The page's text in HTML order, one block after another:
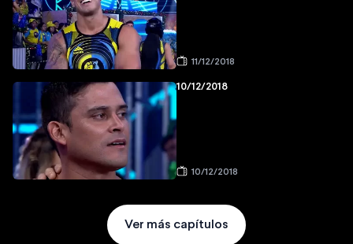
11/12/2018
10/12/2018
10/12/2018
Ver más capítulos